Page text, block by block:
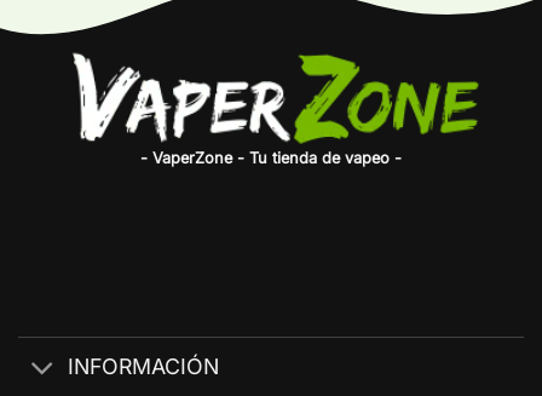
- VaperZone - Tu tienda de vapeo -
INFORMACIÓN